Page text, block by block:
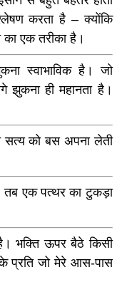
करता है – क्योंकि
एक तरीका है।
स्वाभाविक है। जो
ही महानता है।
सत्य को बस अपना लेती
तब एक पत्थर का टुकड़ा
भक्ति ऊपर बैठे किसी
प्रति जो मेरे आस-पास